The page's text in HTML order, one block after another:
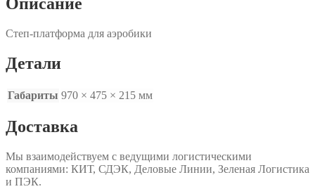
Степ-платформа для аэробики
Детали
Габариты 970 × 475 × 215 мм
Доставка
Мы взаимодействуем с ведущими логистическими
компаниями: КИТ, СДЭК, Деловые Линии, Зеленая Логистика
и ПЭК.